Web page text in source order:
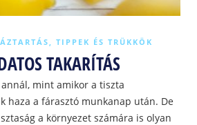
TIPPEK ÉS TRÜKKÖK
TAKARÍTÁS
mint amikor a tiszta
haza a fárasztó munkanap után. De
a környezet számára is olyan